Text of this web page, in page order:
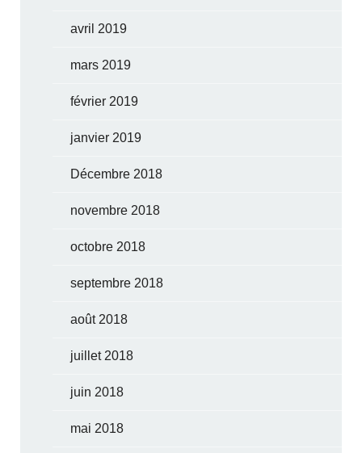
avril 2019
mars 2019
février 2019
janvier 2019
Décembre 2018
novembre 2018
octobre 2018
septembre 2018
août 2018
juillet 2018
juin 2018
mai 2018